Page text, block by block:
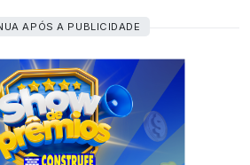
APÓS A PUBLICIDADE